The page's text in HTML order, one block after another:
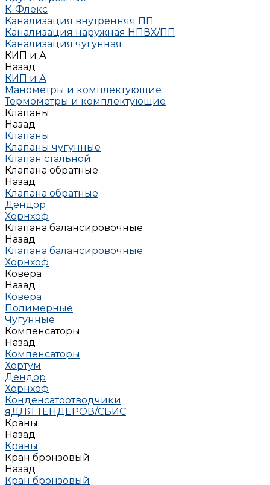
К-Флекс
Канализация внутренняя ПП
Канализация наружная НПВХ/ПП
Канализация чугунная
КИП и А
Назад
КИП и А
Манометры и комплектующие
Термометры и комплектующие
Клапаны
Назад
Клапаны
Клапаны чугунные
Клапан стальной
Клапана обратные
Назад
Клапана обратные
Дендор
Хорнхоф
Клапана балансировочные
Назад
Клапана балансировочные
Хорнхоф
Ковера
Назад
Ковера
Полимерные
Чугунные
Компенсаторы
Назад
Компенсаторы
Хортум
Дендор
Хорнхоф
Конденсатоотводчики
яДЛЯ ТЕНДЕРОВ/СБИС
Краны
Назад
Краны
Кран бронзовый
Назад
Кран бронзовый